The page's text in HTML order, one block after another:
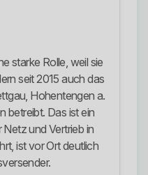
starke Rolle, weil sie
seit 2015 auch das
Hohentengen a.
betreibt. Das ist ein
und Vertrieb in
ist vor Ort deutlich